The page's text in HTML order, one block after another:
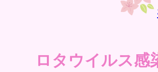
ロタウイルス感